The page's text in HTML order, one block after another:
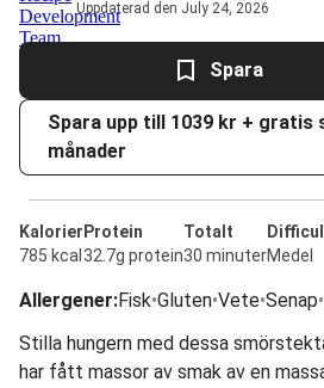
Uppdaterad den July 24, 2026
Spara
Spara upp till 1039 kr + gratis
månader
Kalorier
785 kcal
Protein
32.7g protein
Totalt
30 minuterMedel
Allergener:Fisk•Gluten•Vete•Senap•
Stilla hungern med dessa
har fått massor av smak av en